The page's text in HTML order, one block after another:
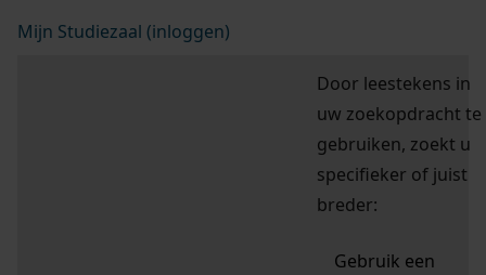
Mijn Studiezaal (inloggen)
Door leestekens in
uw zoekopdracht te
gebruiken, zoekt u
specifieker of juist
breder:
Gebruik een